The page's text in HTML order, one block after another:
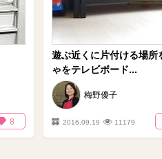
8
遊ぶ近くに片付ける場所
ゃをテレビボード...
梅野優子
2016.09.19 11179